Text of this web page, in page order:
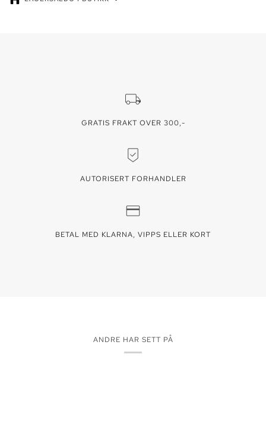
GRATIS FRAKT OVER 300,-
AUTORISERT FORHANDLER
BETAL MED KLARNA, VIPPS ELLER KORT
ANDRE HAR SETT PÅ